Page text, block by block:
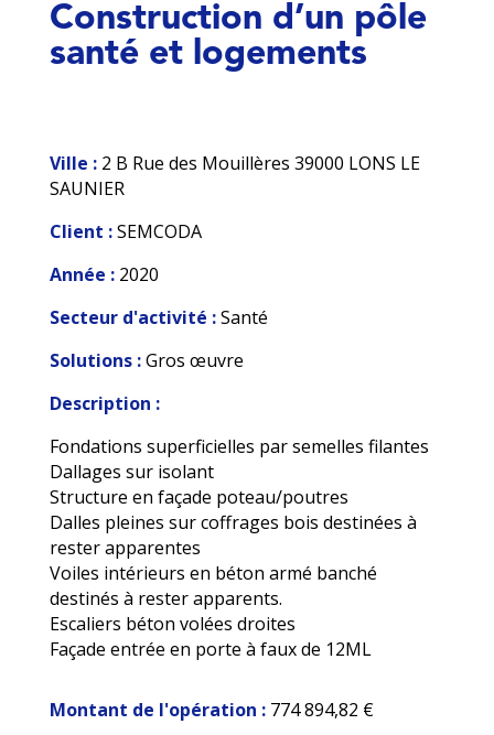
Construction d’un pôle
santé et logements
Ville : 2 B Rue des Mouillères 39000 LONS LE
SAUNIER
Client :SEMCODA
Année : 2020
Secteur d'activité :Santé
Solutions :Gros œuvre
Description :
Fondations superficielles par semelles filantes
Dallages sur isolant
Structure en façade poteau/poutres
Dalles pleines sur coffrages bois destinées à
rester apparentes
Voiles intérieurs en béton armé banché
destinés à rester apparents.
Escaliers béton volées droites
Façade entrée en porte à faux de 12ML
Montant de l'opération : 774 894,82 €